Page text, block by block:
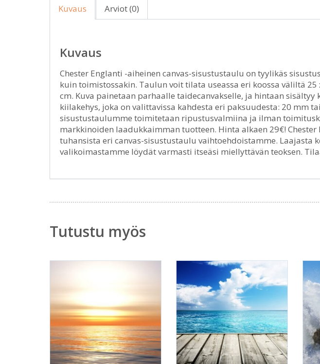
Kuvaus Arviot (0)
Kuvaus
Chester Englanti -aiheinen canvas-sisustustaulu on tyylikäs
kuin toimistossakin. Taulun voit tilata useassa eri koossa väliltä 25
cm. Kuva painetaan parhaalle taidecanvakselle, ja hintaan
kiilakehys, joka on valittavissa kahdesta eri paksuudesta: 20 mm
sisustustaulumme toimitetaan ripustusvalmiina ja ilman
markkinoiden laadukkaimman tuotteen. Hinta alkaen 29€! Chester
tuhansista eri canvas-sisustustaulu vaihtoehdoistamme. Laajasta
valikoimastamme löydät varmasti itseäsi miellyttävän teoksen.
Tutustu myös